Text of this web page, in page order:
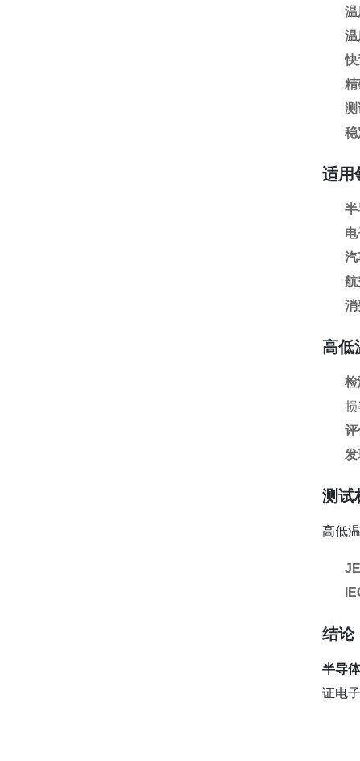
温
温
快
精
测
稳
适用
半
汽
航
消
高低
检
损
评
测试
高低
结论
半导
证电